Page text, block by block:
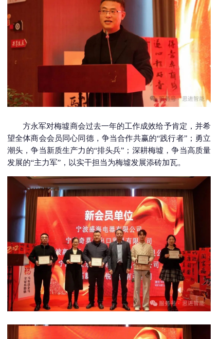
方永军对梅墟商会过去一年的工作成效给予肯定，并希
望全体商会会员同心同德，争当合作共赢的“践行者”；勇立
潮头，争当新质生产力的“排头兵”；深耕梅墟，争当高质量
发展的“主力军”，以实干担当为梅墟发展添砖加瓦。